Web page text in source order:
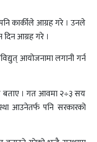
कार्कीले आग्रह गरे । उनले
दिन आग्रह गरे ।
आयोजनामा लगानी गर्न
बताए । गत आवमा २÷३ सय
आउनेतर्फ पनि सरकारको